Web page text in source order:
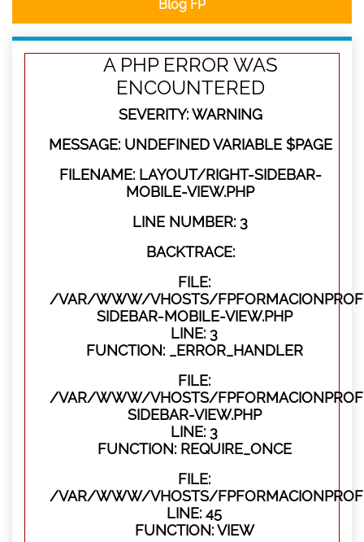
Blog FP
A PHP ERROR WAS
ENCOUNTERED
SEVERITY: WARNING
MESSAGE: UNDEFINED VARIABLE $PAGE
FILENAME: LAYOUT/RIGHT-SIDEBAR-
MOBILE-VIEW.PHP
LINE NUMBER: 3
BACKTRACE:
FILE:
/VAR/WWW/VHOSTS/
SIDEBAR-MOBILE-VIEW.PHP
LINE: 3
FUNCTION: _ERROR_HANDLER
FILE:
/VAR/WWW/VHOSTS/
SIDEBAR-VIEW.PHP
LINE: 3
FUNCTION: REQUIRE_ONCE
FILE:
/VAR/WWW/VHOSTS/
LINE: 45
FUNCTION: VIEW